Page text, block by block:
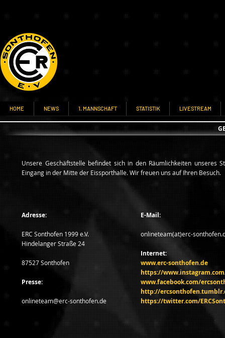
HOME NEWS 1. MANNSCHAFT STATISTIK LIVESTREAM
Unsere Geschäftstelle befindet sich in den Räumlichkeiten unseres
Eingang in der Mitte der Eissporthalle. Wir freuen uns auf Ihren Besuch.
Adresse:
ERC Sonthofen 1999 e.V.
Hindelanger Straße 24
87527 Sonthofen
Presse:
onlineteam@erc-sonthofen.de
E-Mail:
onlineteam(at)erc-
Internet:
www.erc-sonthofen.de
https://
www.facebook.com/
http://
https://twitter.com/